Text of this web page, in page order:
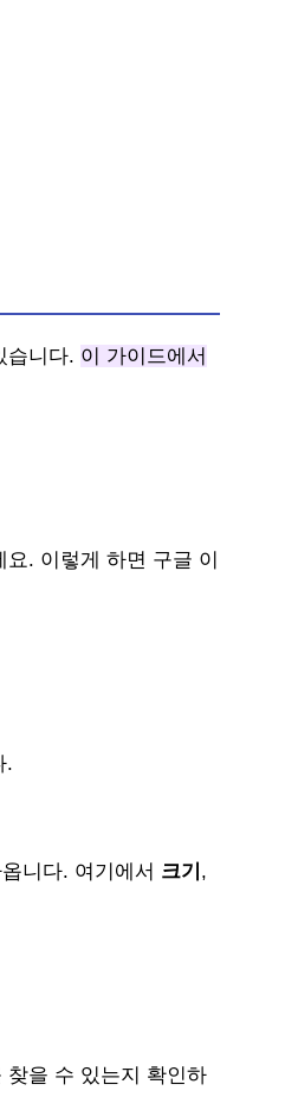
습니다. 이 가이드에서
요. 이렇게 하면 구글 이
.
니다. 여기에서 크기 ,
찾을 수 있는지 확인하